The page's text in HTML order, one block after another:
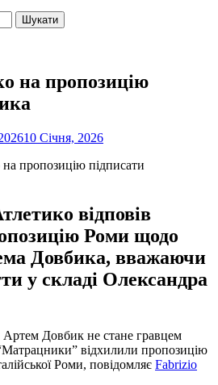
на пропозицію
10 Січня, 2026
відповів
Роми щодо
Довбика, вважаючи
у складі Олександра
Артем Довбик не стане гравцем
відхилили пропозицію
Роми, повідомляє Fabrizio